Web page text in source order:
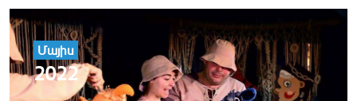
Մայիս
2022